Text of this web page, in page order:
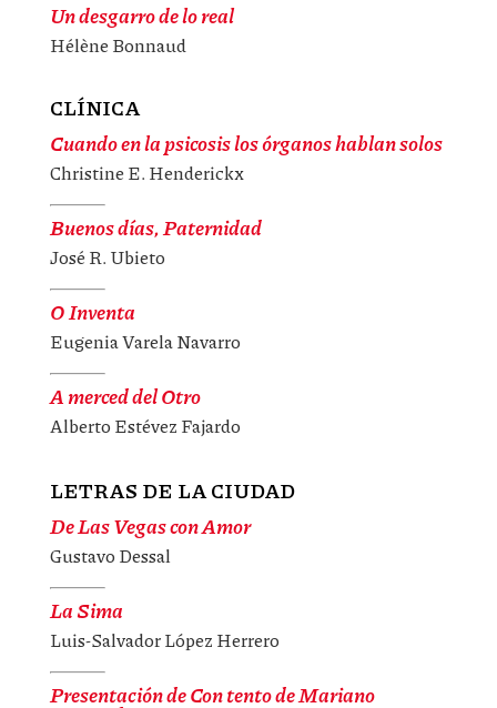
Un desgarro de lo real
Hélène Bonnaud
CLÍNICA
Cuando en la psicosis los órganos hablan solos
Christine E. Henderickx
Buenos días, Paternidad
José R. Ubieto
O Inventa
Eugenia Varela Navarro
A merced del Otro
Alberto Estévez Fajardo
LETRAS DE LA CIUDAD
De Las Vegas con Amor
Gustavo Dessal
La Sima
Luis-Salvador López Herrero
Presentación de Con tento de Mariano